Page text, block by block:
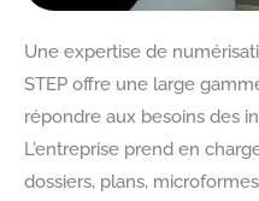
Une expertise de
STEP offre une large
répondre aux besoins des
L’entreprise prend en
dossiers, plans,